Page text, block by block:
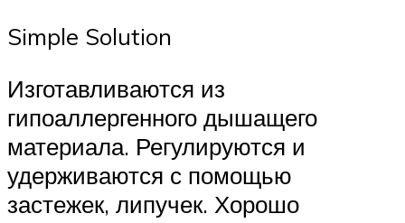
Simple Solution
Изготавливаются из
гипоаллергенного дышащего
материала. Регулируются и
удерживаются с помощью
застежек, липучек. Хорошо